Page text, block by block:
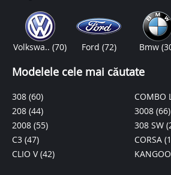
Volkswa..(70) Ford (72) Bmw
Modelele cele mai căutate
308 (60)
208 (44)
2008 (55)
C3 (47)
CLIO V(42)
COMBO
3008 (66)
308 SW
CORSA